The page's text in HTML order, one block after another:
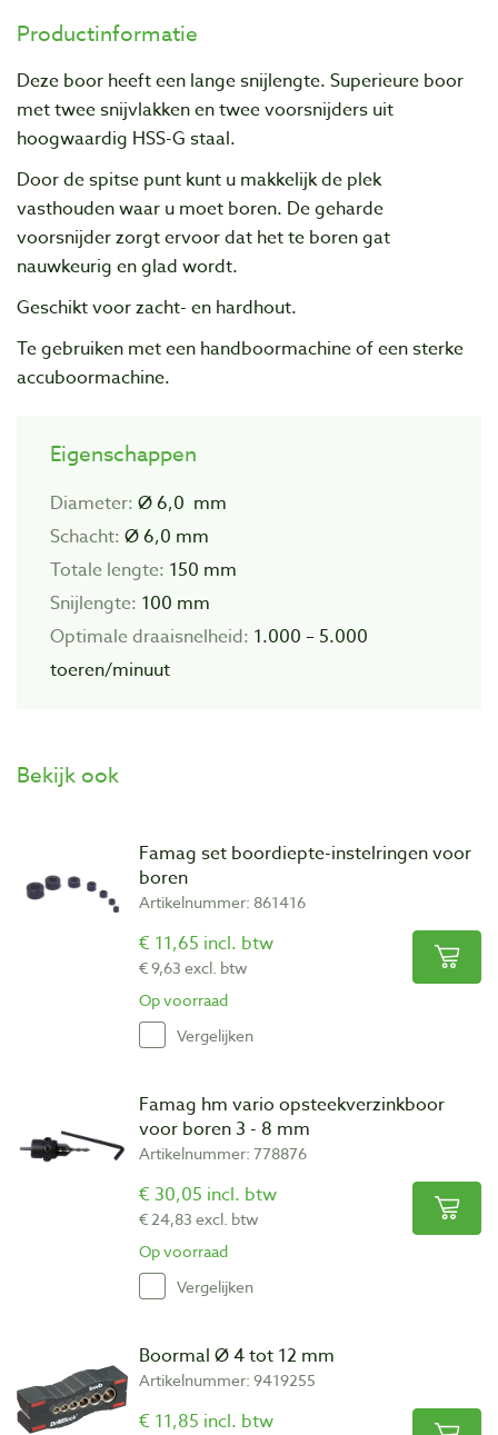
Productinformatie
Deze boor heeft een lange snijlengte. Superieure boor
met twee snijvlakken en twee voorsnijders uit
hoogwaardig HSS-G staal.
Door de spitse punt kunt u makkelijk de plek
vasthouden waar u moet boren. De geharde
voorsnijder zorgt ervoor dat het te boren gat
nauwkeurig en glad wordt.
Geschikt voor zacht- en hardhout.
Te gebruiken met een handboormachine of een sterke
accuboormachine.
Eigenschappen
Diameter: Ø 6,0 mm
Schacht: Ø 6,0 mm
Totale lengte: 150 mm
Snijlengte: 100 mm
Optimale draaisnelheid: 1.000 – 5.000
toeren/minuut
Bekijk ook
Famag set boordiepte-instelringen voor
boren
Artikelnummer: 861416
€ 11,65 incl. btw
€ 9,63 excl. btw
Op voorraad
Vergelijken
Famag hm vario opsteekverzinkboor
voor boren 3 - 8 mm
Artikelnummer: 778876
€ 30,05 incl. btw
€ 24,83 excl. btw
Op voorraad
Vergelijken
Boormal Ø 4 tot 12 mm
Artikelnummer: 9419255
€ 11,85 incl. btw